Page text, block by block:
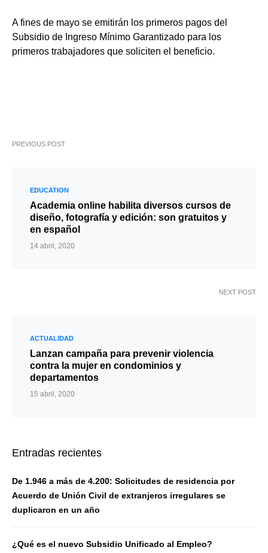
A fines de mayo se emitirán los primeros pagos del
Subsidio de Ingreso Mínimo Garantizado para los
primeros trabajadores que soliciten el beneficio.
PREVIOUS POST
EDUCATION
Academia online habilita diversos cursos de
diseño, fotografía y edición: son gratuitos y
en español
14 abril, 2020
NEXT POST
ACTUALIDAD
Lanzan campaña para prevenir violencia
contra la mujer en condominios y
departamentos
15 abril, 2020
Entradas recientes
De 1.946 a más de 4.200: Solicitudes de residencia por
Acuerdo de Unión Civil de extranjeros irregulares se
duplicaron en un año
¿Qué es el nuevo Subsidio Unificado al Empleo?